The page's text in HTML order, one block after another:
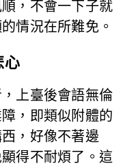
，不會一下子就
情況在所難免。
心
上臺後會語無倫
，即類似附體的
，好像不著邊
得不耐煩了。這